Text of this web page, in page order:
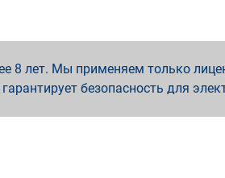
лет. Мы применяем только
безопасность для